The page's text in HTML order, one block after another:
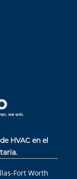
HVAC en el
Fort Worth